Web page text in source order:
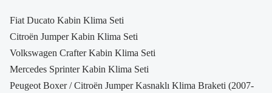
Fiat Ducato Kabin Klima Seti
Citroën Jumper Kabin Klima Seti
Volkswagen Crafter Kabin Klima Seti
Mercedes Sprinter Kabin Klima Seti
Peugeot Boxer / Citroën Jumper Kasnaklı Klima Braketi (2007-